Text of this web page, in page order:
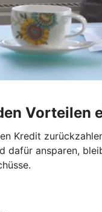
Vorteilen
Kredit
dafür ansparen,